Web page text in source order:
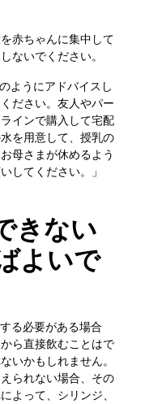
赤ちゃんに集中して
ないでください。
ようにアドバイスし
ださい。友人やパー
インで購入して宅配
を用意して、授乳の
母さまが休めるよう
してください。」
きない
よいで
る必要がある場合
ら直接飲むことはで
いかもしれません。
られない場合、その
よって、シリンジ、